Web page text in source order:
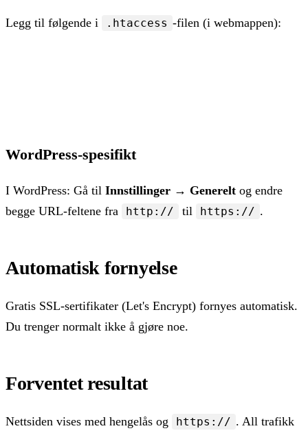
Legg til følgende i .htaccess -filen (i webmappen):
WordPress-spesifikt
I WordPress: Gå til Innstillinger → Generelt og endre
begge URL-feltene fra
http:// til https:// .
Automatisk fornyelse
Gratis SSL-sertifikater (Let's Encrypt) fornyes automatisk.
Du trenger normalt ikke å gjøre noe.
Forventet resultat
Nettsiden vises med hengelås og https:// . All trafikk